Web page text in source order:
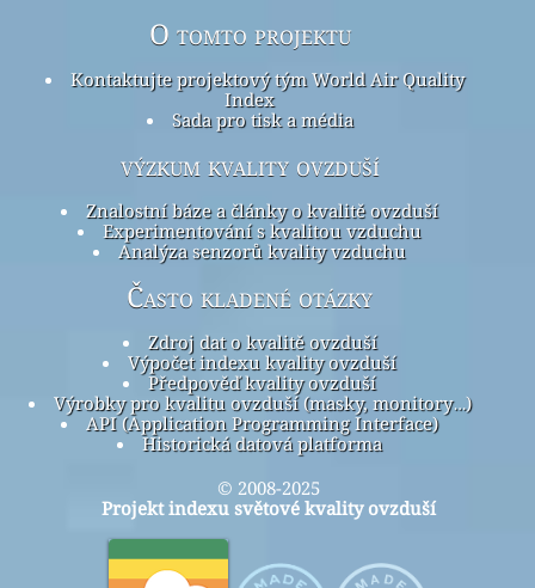
O tomto projektu
Kontaktujte projektový tým World Air Quality
Index
Sada pro tisk a média
výzkum kvality ovzduší
Znalostní báze a články o kvalitě ovzduší
Experimentování s kvalitou vzduchu
Analýza senzorů kvality vzduchu
Často kladené otázky
Zdroj dat o kvalitě ovzduší
Výpočet indexu kvality ovzduší
Předpověď kvality ovzduší
Výrobky pro kvalitu ovzduší (masky, monitory…)
API (Application Programming Interface)
Historická datová platforma
© 2008-2025
Projekt indexu světové kvality ovzduší